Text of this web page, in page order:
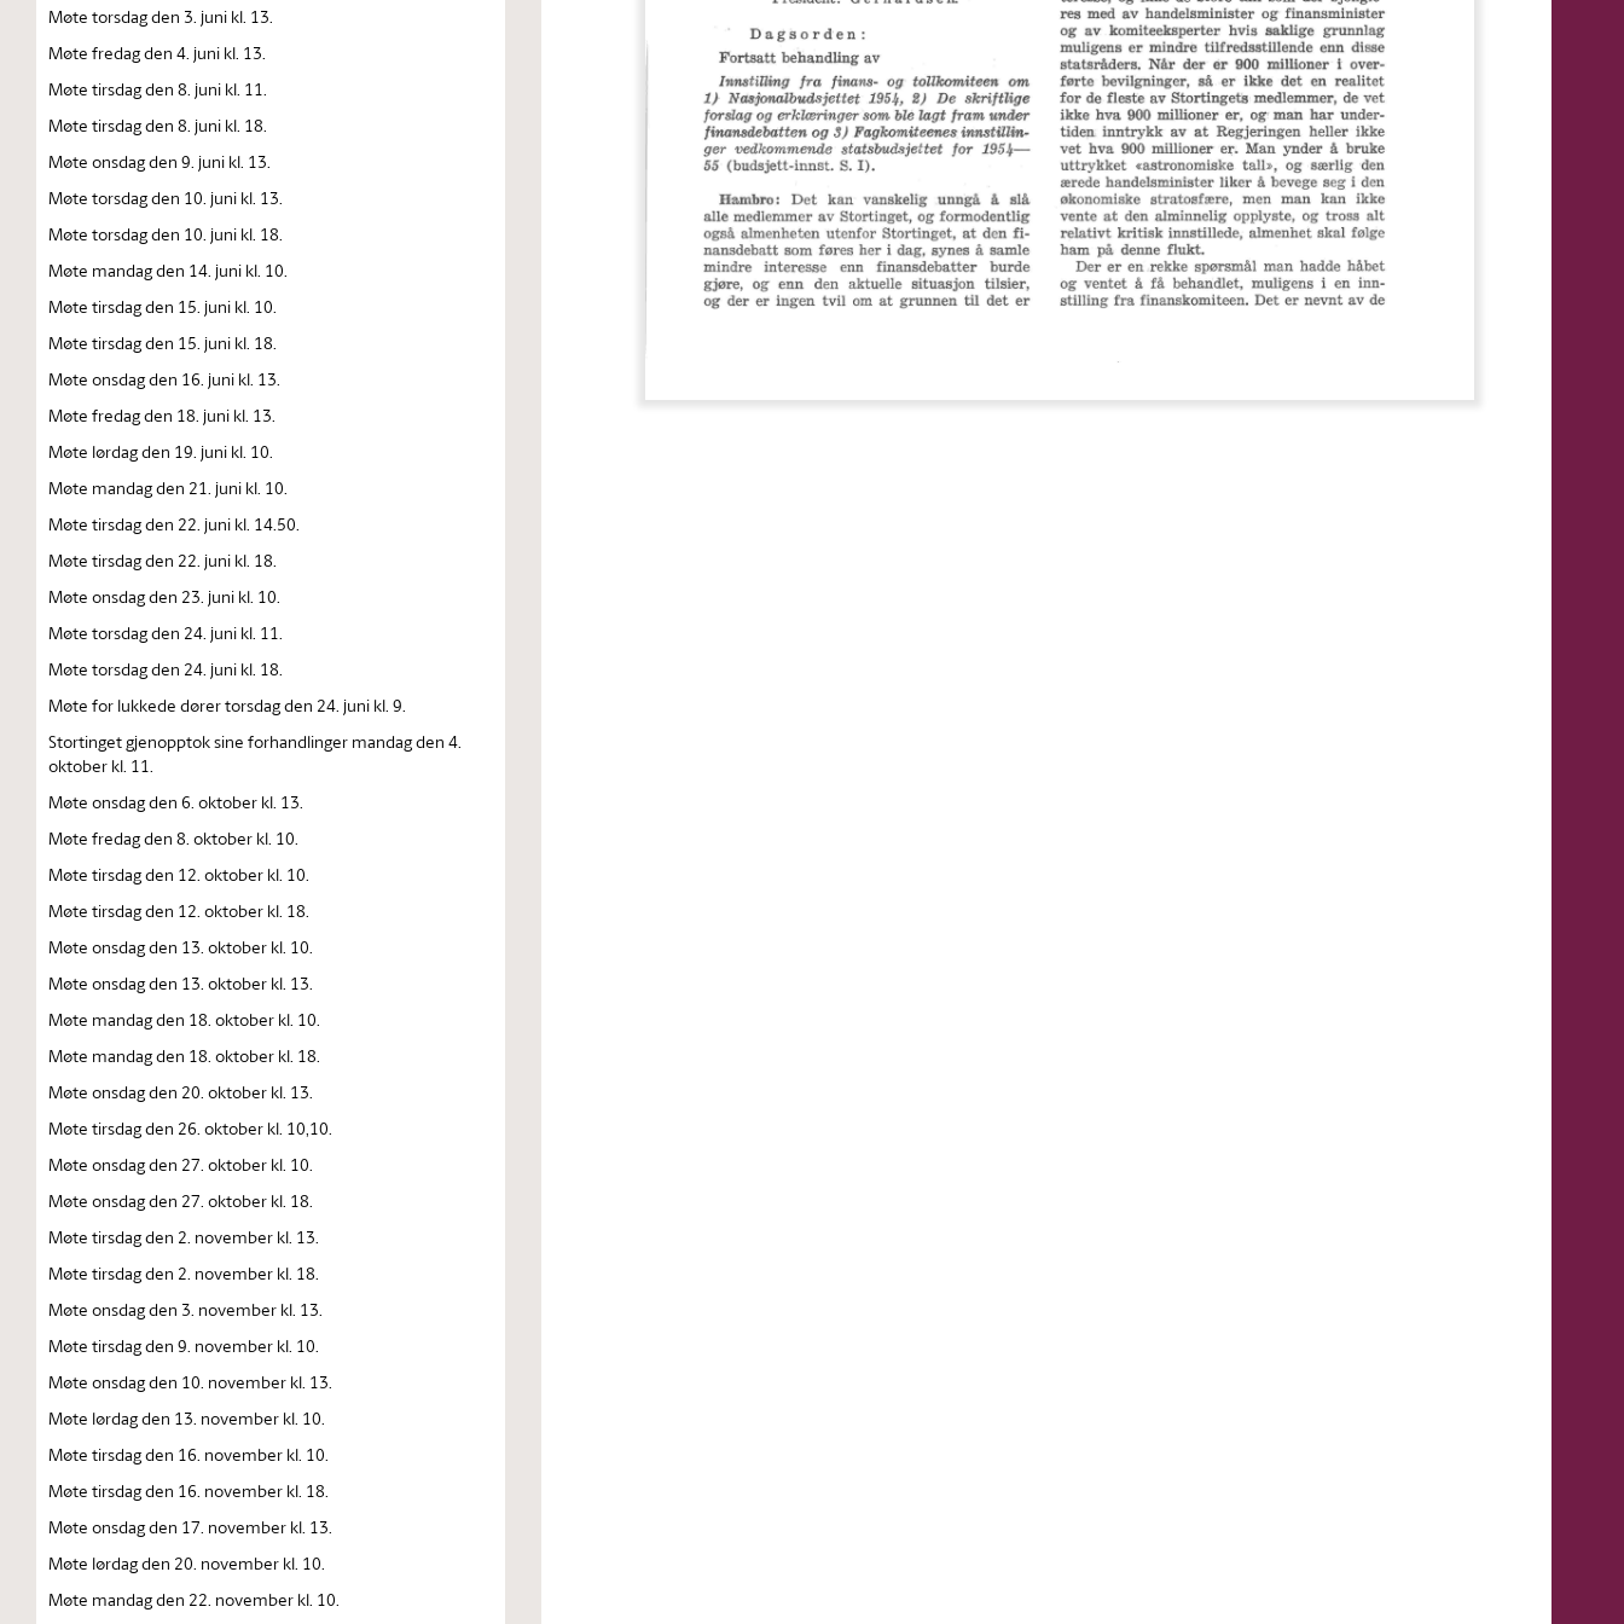
Møte torsdag den 3. juni kl. 13.
Møte fredag den 4. juni kl. 13.
Møte tirsdag den 8. juni kl. 11.
Møte tirsdag den 8. juni kl. 18.
Møte onsdag den 9. juni kl. 13.
Møte torsdag den 10. juni kl. 13.
Møte torsdag den 10. juni kl. 18.
Møte mandag den 14. juni kl. 10.
Møte tirsdag den 15. juni kl. 10.
Møte tirsdag den 15. juni kl. 18.
Møte onsdag den 16. juni kl. 13.
Møte fredag den 18. juni kl. 13.
Møte lørdag den 19. juni kl. 10.
Møte mandag den 21. juni kl. 10.
Møte tirsdag den 22. juni kl. 14.50.
Møte tirsdag den 22. juni kl. 18.
Møte onsdag den 23. juni kl. 10.
Møte torsdag den 24. juni kl. 11.
Møte torsdag den 24. juni kl. 18.
Møte for lukkede dører torsdag den 24. juni kl. 9.
Stortinget gjenopptok sine forhandlinger mandag den 4.
oktober kl. 11.
Møte onsdag den 6. oktober kl. 13.
Møte fredag den 8. oktober kl. 10.
Møte tirsdag den 12. oktober kl. 10.
Møte tirsdag den 12. oktober kl. 18.
Møte onsdag den 13. oktober kl. 10.
Møte onsdag den 13. oktober kl. 13.
Møte mandag den 18. oktober kl. 10.
Møte mandag den 18. oktober kl. 18.
Møte onsdag den 20. oktober kl. 13.
Møte tirsdag den 26. oktober kl. 10,10.
Møte onsdag den 27. oktober kl. 10.
Møte onsdag den 27. oktober kl. 18.
Møte tirsdag den 2. november kl. 13.
Møte tirsdag den 2. november kl. 18.
Møte onsdag den 3. november kl. 13.
Møte tirsdag den 9. november kl. 10.
Møte onsdag den 10. november kl. 13.
Møte lørdag den 13. november kl. 10.
Møte tirsdag den 16. november kl. 10.
Møte tirsdag den 16. november kl. 18.
Møte onsdag den 17. november kl. 13.
Møte lørdag den 20. november kl. 10.
Møte mandag den 22. november kl. 10.